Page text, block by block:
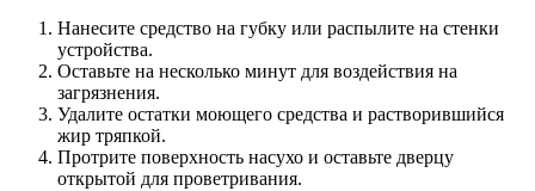
Нанесите средство на губку или распылите на стенки
устройства.
Оставьте на несколько минут для воздействия на
загрязнения.
Удалите остатки моющего средства и растворившийся
жир тряпкой.
Протрите поверхность насухо и оставьте дверцу
открытой для проветривания.